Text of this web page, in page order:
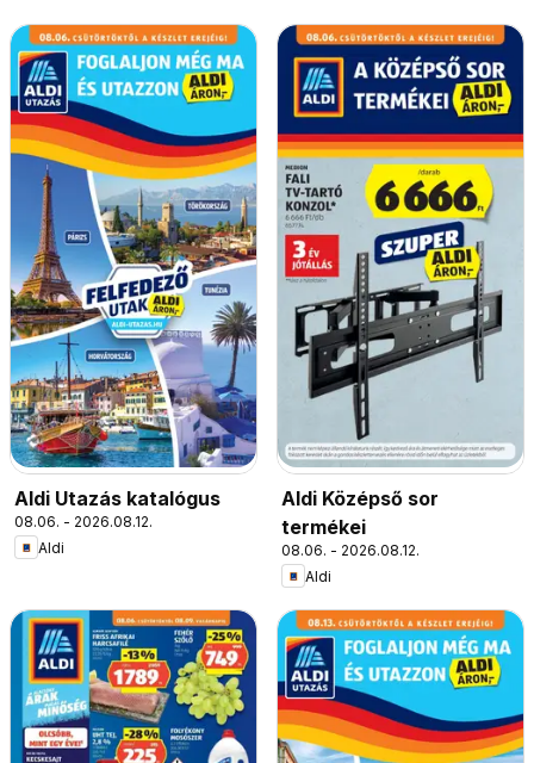
Aldi Utazás katalógus
08.06. - 2026.08.12.
Aldi
Aldi Középső sor
termékei
08.06. - 2026.08.12.
Aldi